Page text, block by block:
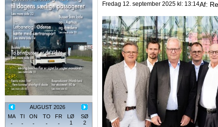
AUGUST 2026
MA
TI ON TO FR LØ
SØ
-
- - - - 1
2
Fredag 12. september 2025 kl: 13:14Af: